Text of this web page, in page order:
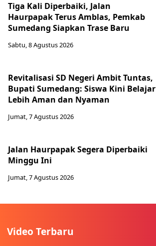
Tiga Kali Diperbaiki, Jalan
Haurpapak Terus Amblas, Pemkab
Sumedang Siapkan Trase Baru
Sabtu, 8 Agustus 2026
Revitalisasi SD Negeri Ambit Tuntas,
Bupati Sumedang: Siswa Kini Belajar
Lebih Aman dan Nyaman
Jumat, 7 Agustus 2026
Jalan Haurpapak Segera Diperbaiki
Minggu Ini
Jumat, 7 Agustus 2026
Video Terbaru